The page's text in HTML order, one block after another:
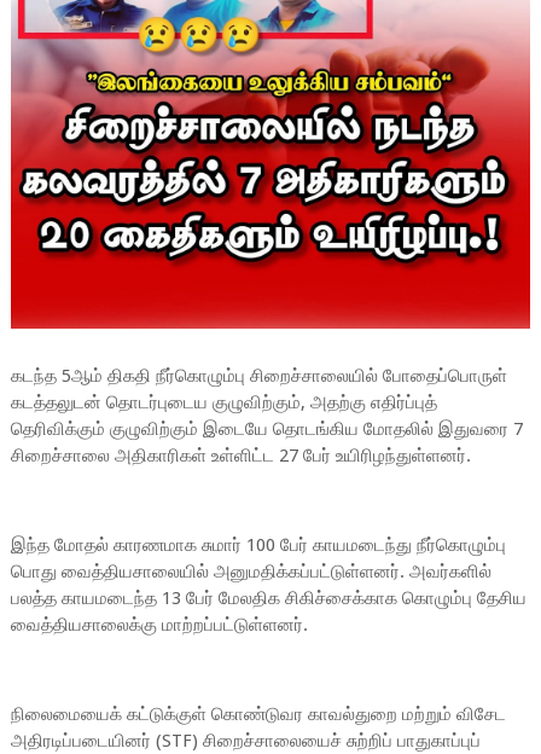
கடந்த 5ஆம் திகதி நீர்கொழும்பு சிறைச்சாலையில் போதைப்பொருள்
கடத்தலுடன் தொடர்புடைய குழுவிற்கும், அதற்கு எதிர்ப்புத்
தெரிவிக்கும் குழுவிற்கும் இடையே தொடங்கிய மோதலில் இதுவரை 7
சிறைச்சாலை அதிகாரிகள் உள்ளிட்ட 27 பேர் உயிரிழந்துள்ளனர்.
இந்த மோதல் காரணமாக சுமார் 100 பேர் காயமடைந்து நீர்கொழும்பு
பொது வைத்தியசாலையில் அனுமதிக்கப்பட்டுள்ளனர். அவர்களில்
பலத்த காயமடைந்த 13 பேர் மேலதிக சிகிச்சைக்காக கொழும்பு தேசிய
வைத்தியசாலைக்கு மாற்றப்பட்டுள்ளனர்.
நிலைமையைக் கட்டுக்குள் கொண்டுவர காவல்துறை மற்றும் விசேட
அதிரடிப்படையினர் (STF) சிறைச்சாலையைச் சுற்றிப் பாதுகாப்புப்